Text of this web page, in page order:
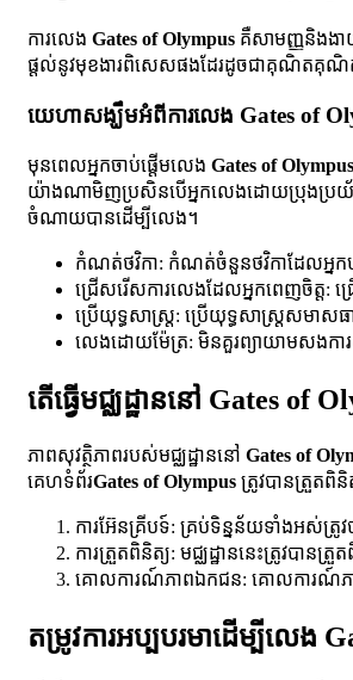
ការលេង Gates of Olympus គឺសាមញ្ញនិងងា
ផ្តល់នូវមុខងារពិសេសផងដែរដូចជាគុណិតគុណិត
យេហាសង្ឃឹមអំពីការលេង Gates of
មុនពេលអ្នកចាប់ផ្តើមលេង Gates of Olympus
យ៉ាងណាមិញប្រសិនបើអ្នកលេងដោយប្រុងប្រយ័ត្ននិ
ចំណាយបានដើម្បីលេង។
កំណត់ថវិកា: កំណត់ចំនួនថវិកាដែលអ្ន
ជ្រើសរើសការលេងដែលអ្នកពេញចិត្ត:
ប្រើយុទ្ធសាស្ត្រ: ប្រើយុទ្ធសាស្ត្រសមាស
លេងដោយម៉ែត្រ: មិនគួរព្យាយាមសងកា
តើធ្វើមជ្ឈដ្ឋាននៅ Gates of
ភាពសុវត្ថិភាពរបស់មជ្ឈដ្ឋាននៅ Gates of
គេហទំព័រGates of Olympus ត្រូវបានត្រួតពិ
ការអ៊ែនគ្រីបទ៍: គ្រប់ទិន្នន័យទាំងអស់ត្រូវ
ការត្រួតពិនិត្យ: មជ្ឈដ្ឋាននេះត្រូវបានត្
គោលការណ៍ភាពឯកជន: គោលការណ៍ភាព
តម្រូវការអប្បបរមាដើម្បីលេង